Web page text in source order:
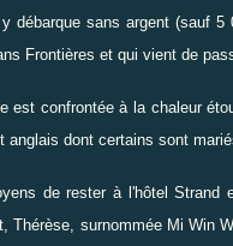
débarque sans argent (sauf
Frontières et qui vient de
est confrontée à la chaleur
anglais dont certains sont
de rester à l'hôtel
Thérèse, surnommée Mi Win